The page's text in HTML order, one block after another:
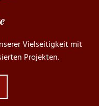
Vielseitigkeit mit
Projekten.